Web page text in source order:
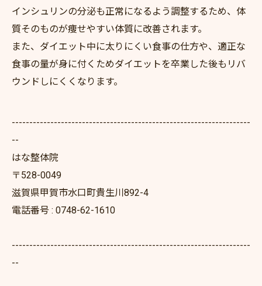
インシュリンの分泌も正常になるよう調整するため、体
質そのものが痩せやすい体質に改善されます。
また、ダイエット中に太りにくい食事の仕方や、適正な
食事の量が身に付くためダイエットを卒業した後もリバ
ウンドしにくくなります。
--------------------------------------------------------------------
--
はな整体院
〒528-0049
滋賀県甲賀市水口町貴生川892-4
電話番号 : 0748-62-1610
--------------------------------------------------------------------
--